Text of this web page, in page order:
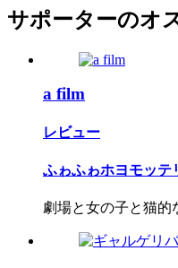
サポーターのオ
a film
レビュー
ふゎふゎホヨモッテ
劇場と女の子と猫的